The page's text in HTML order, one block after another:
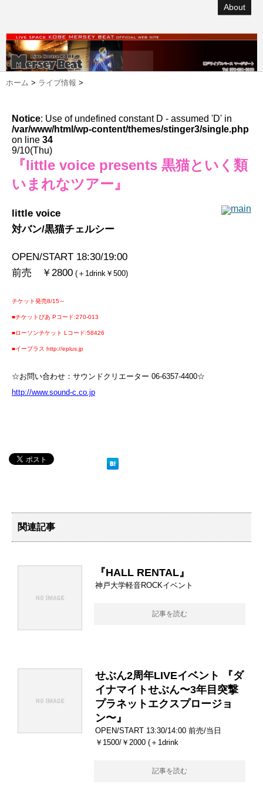
About
ホーム > ライブ情報 >
Notice: Use of undefined constant D - assumed 'D' in
/var/www/html/wp-content/themes/stinger3/single.php
on line 34
9/10(Thu)
『little voice presents 黒猫といく類
いまれなツアー』
little voice
対バン/黒猫チェルシー
OPEN/START 18:30/19:00
前売 ￥2800 (＋1drink￥500)
チケット発売8/15～
■チケットぴあ Pコード:270-013
■ローソンチケット Lコード:58426
■イープラス http://eplus.jp
☆お問い合わせ：サウンドクリエーター 06-6357-4400☆
http://www.sound-c.co.jp
関連記事
『HALL RENTAL』
神戸大学軽音ROCKイベント
記事を読む
せぶん2周年LIVEイベント 『ダ
イナマイトせぶん〜3年目突撃
プラネットエクスプロージョ
ン〜』
OPEN/START 13:30/14:00 前売/当日
￥1500/￥2000 (＋1drink
記事を読む